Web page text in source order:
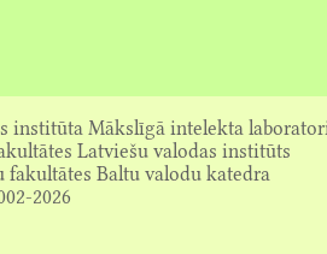
institūta Mākslīgā intelekta
Latviešu valodas institūts
Baltu valodu katedra
2026